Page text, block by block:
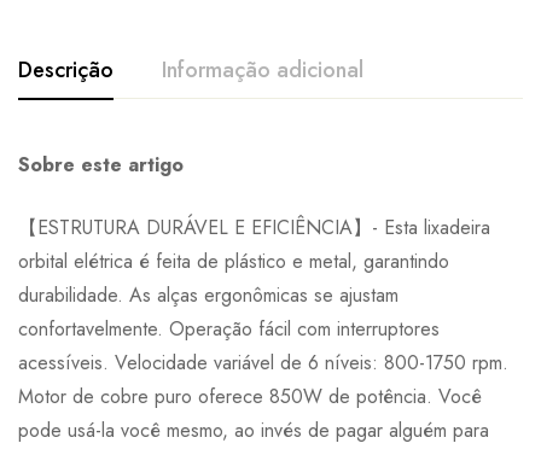
Descrição Informação adicional
Sobre este artigo
【ESTRUTURA DURÁVEL E EFICIÊNCIA】- Esta lixadeira
orbital elétrica é feita de plástico e metal, garantindo
durabilidade. As alças ergonômicas se ajustam
confortavelmente. Operação fácil com interruptores
acessíveis. Velocidade variável de 6 níveis: 800-1750 rpm.
Motor de cobre puro oferece 850W de potência. Você
pode usá-la você mesmo, ao invés de pagar alguém para